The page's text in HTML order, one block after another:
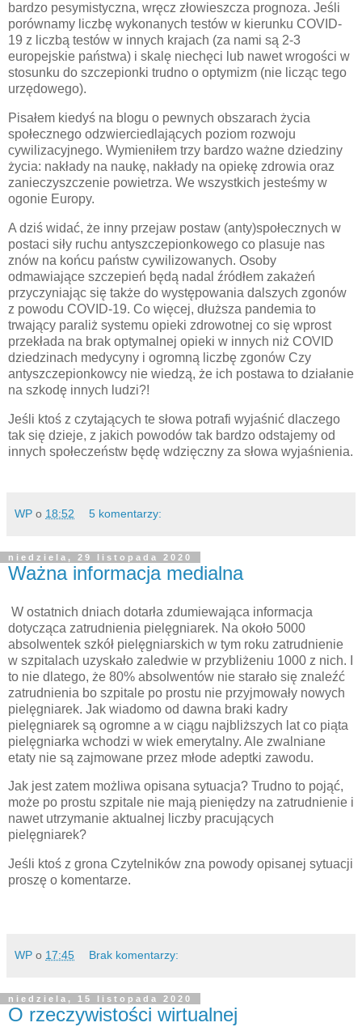
bardzo pesymistyczna, wręcz złowieszcza prognoza. Jeśli
porównamy liczbę wykonanych testów w kierunku COVID-
19 z liczbą testów w innych krajach (za nami są 2-3
europejskie państwa) i skalę niechęci lub nawet wrogości w
stosunku do szczepionki trudno o optymizm (nie licząc tego
urzędowego).
Pisałem kiedyś na blogu o pewnych obszarach życia
społecznego odzwierciedlających poziom rozwoju
cywilizacyjnego. Wymieniłem trzy bardzo ważne dziedziny
życia: nakłady na naukę, nakłady na opiekę zdrowia oraz
zanieczyszczenie powietrza. We wszystkich jesteśmy w
ogonie Europy.
A dziś widać, że inny przejaw postaw (anty)społecznych w
postaci siły ruchu antyszczepionkowego co plasuje nas
znów na końcu państw cywilizowanych. Osoby
odmawiające szczepień będą nadal źródłem zakażeń
przyczyniając się także do występowania dalszych zgonów
z powodu COVID-19. Co więcej, dłuższa pandemia to
trwający paraliż systemu opieki zdrowotnej co się wprost
przekłada na brak optymalnej opieki w innych niż COVID
dziedzinach medycyny i ogromną liczbę zgonów Czy
antyszczepionkowcy nie wiedzą, że ich postawa to działanie
na szkodę innych ludzi?!
Jeśli ktoś z czytających te słowa potrafi wyjaśnić dlaczego
tak się dzieje, z jakich powodów tak bardzo odstajemy od
innych społeczeństw będę wdzięczny za słowa wyjaśnienia.
WP o 18:52 5 komentarzy:
niedziela, 29 listopada 2020
Ważna informacja medialna
W ostatnich dniach dotarła zdumiewająca informacja
dotycząca zatrudnienia pielęgniarek. Na około 5000
absolwentek szkół pielęgniarskich w tym roku zatrudnienie
w szpitalach uzyskało zaledwie w przybliżeniu 1000 z nich. I
to nie dlatego, że 80% absolwentów nie starało się znaleźć
zatrudnienia bo szpitale po prostu nie przyjmowały nowych
pielęgniarek. Jak wiadomo od dawna braki kadry
pielęgniarek są ogromne a w ciągu najbliższych lat co piąta
pielęgniarka wchodzi w wiek emerytalny. Ale zwalniane
etaty nie są zajmowane przez młode adeptki zawodu.
Jak jest zatem możliwa opisana sytuacja? Trudno to pojąć,
może po prostu szpitale nie mają pieniędzy na zatrudnienie i
nawet utrzymanie aktualnej liczby pracujących
pielęgniarek?
Jeśli ktoś z grona Czytelników zna powody opisanej sytuacji
proszę o komentarze.
WP o 17:45 Brak komentarzy:
niedziela, 15 listopada 2020
O rzeczywistości wirtualnej